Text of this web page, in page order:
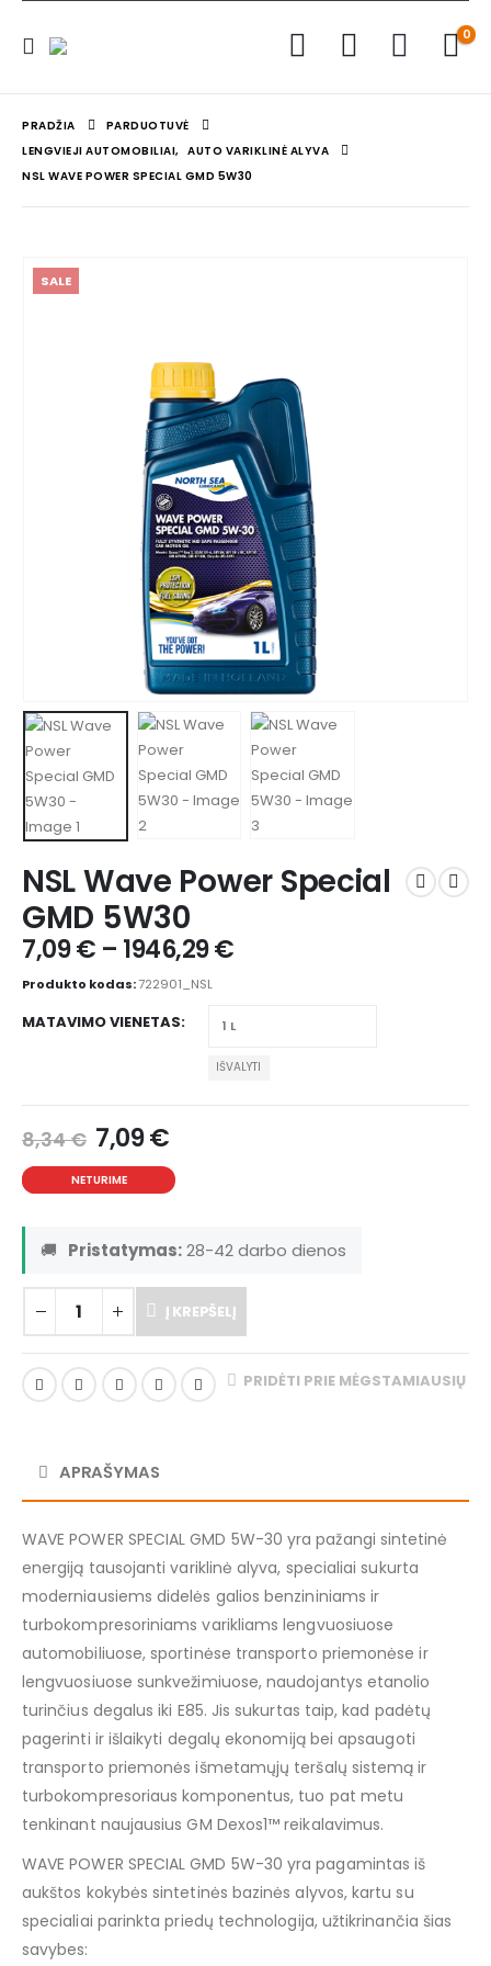
0
PRADŽIA
PARDUOTUVĖ
LENGVIEJI AUTOMOBILIAI, AUTO VARIKLINĖ ALYVA
NSL WAVE POWER SPECIAL GMD 5W30
SALE
NSL Wave Power Special
GMD 5W30
7,09€ – 1946,29€
Produkto kodas:722901_NSL
MATAVIMO VIENETAS
IŠVALYTI
8,34€ 7,09€
NETURIME
🚚 Pristatymas:28-42 darbo dienos
Į KREPŠELĮ
PRIDĖTI PRIE MĖGSTAMIAUSIŲ
APRAŠYMAS
WAVE POWER SPECIAL GMD 5W-30 yra pažangi sintetinė
energiją tausojanti variklinė alyva, specialiai sukurta
moderniausiems didelės galios benzininiams ir
turbokompresoriniams varikliams lengvuosiuose
automobiliuose, sportinėse transporto priemonėse ir
lengvuosiuose sunkvežimiuose, naudojantys etanolio
turinčius degalus iki E85. Jis sukurtas taip, kad padėtų
pagerinti ir išlaikyti degalų ekonomiją bei apsaugoti
transporto priemonės išmetamųjų teršalų sistemą ir
turbokompresoriaus komponentus, tuo pat metu
tenkinant naujausius GM Dexos1™ reikalavimus.
WAVE POWER SPECIAL GMD 5W-30 yra pagamintas iš
aukštos kokybės sintetinės bazinės alyvos, kartu su
specialiai parinkta priedų technologija, užtikrinančia šias
savybes: